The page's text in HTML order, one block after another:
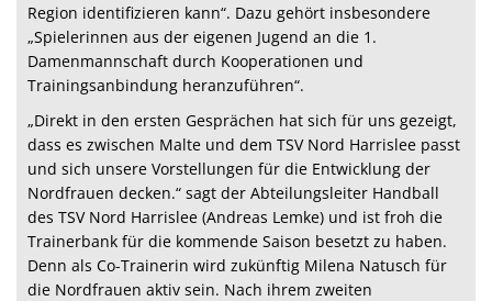
Region identifizieren kann“. Dazu gehört insbesondere
„Spielerinnen aus der eigenen Jugend an die 1.
Damenmannschaft durch Kooperationen und
Trainingsanbindung heranzuführen“.
„Direkt in den ersten Gesprächen hat sich für uns gezeigt,
dass es zwischen Malte und dem TSV Nord Harrislee passt
und sich unsere Vorstellungen für die Entwicklung der
Nordfrauen decken.“ sagt der Abteilungsleiter Handball
des TSV Nord Harrislee (Andreas Lemke) und ist froh die
Trainerbank für die kommende Saison besetzt zu haben.
Denn als Co-Trainerin wird zukünftig Milena Natusch für
die Nordfrauen aktiv sein. Nach ihrem zweiten